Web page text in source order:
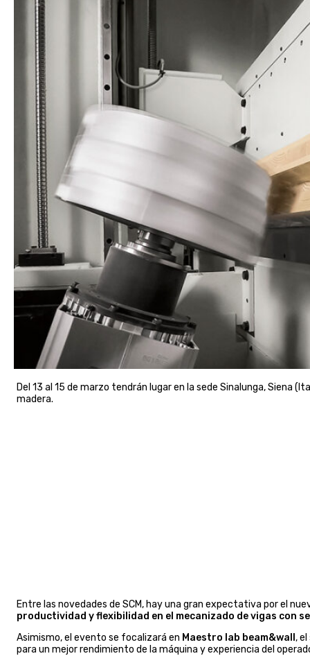
Del 13 al 15 de marzo tendrán lugar en la sede Sinalunga, Siena
madera.
Entre las novedades de SCM, hay una gran expectativa por el
productividad y flexibilidad en el mecanizado de vigas con
Asimismo, el evento se focalizará en Maestro lab beam&wall ,
para un mejor rendimiento de la máquina y experiencia del